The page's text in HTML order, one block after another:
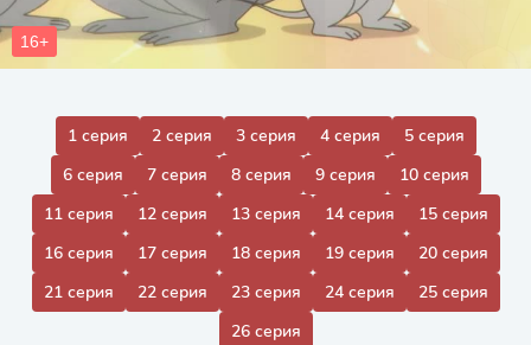
1 серия 2 серия 3 серия 4 серия
5 серия
6 серия
7 серия 8 серия 9 серия
10 серия
11 серия
12 серия 13 серия 14 серия
15 серия
16 серия
17 серия 18 серия 19 серия
20 серия
21 серия
22 серия 23 серия 24 серия
25 серия
26 серия